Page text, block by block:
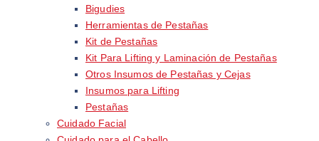
Bigudies
Herramientas de Pestañas
Kit de Pestañas
Kit Para Lifting y Laminación de Pestañas
Otros Insumos de Pestañas y Cejas
Insumos para Lifting
Pestañas
Cuidado Facial